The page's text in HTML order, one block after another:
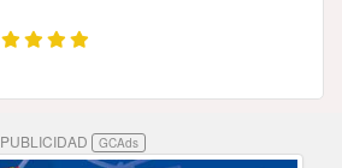
PUBLICIDAD GCAds